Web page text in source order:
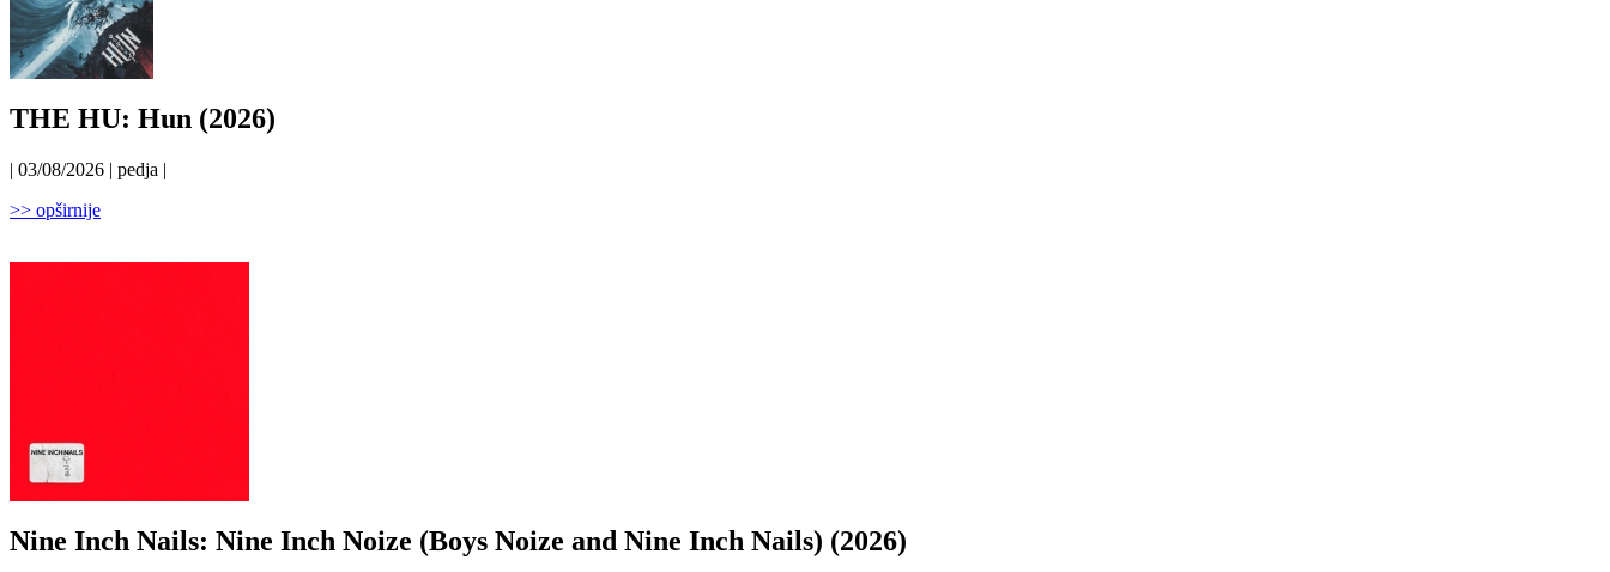
THE HU: Hun (2026)
| 03/08/2026 | pedja |
>> opširnije
Nine Inch Nails: Nine Inch Noize (Boys Noize and Nine Inch Nails) (2026)